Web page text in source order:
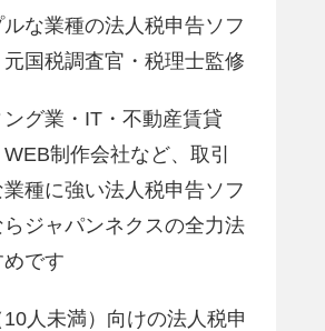
な業種の法人税申告ソフ
元国税調査官・税理士監修
グ業・IT・不動産賃貸
制作会社など、取引
種に強い法人税申告ソフ
らジャパンネクスの全力法
めです
人未満）向けの法人税申